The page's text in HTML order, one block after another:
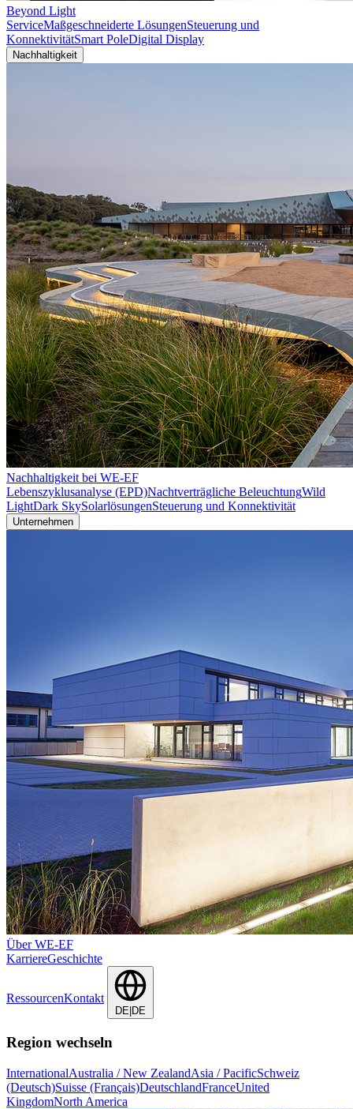
Beyond Light
ServiceMaßgeschneiderte LösungenSteuerung und
KonnektivitätSmart PoleDigital Display
Nachhaltigkeit
Nachhaltigkeit bei WE-EF
Lebenszyklusanalyse (EPD)Nachtverträgliche BeleuchtungWild
LightDark SkySolarlösungenSteuerung und Konnektivität
Unternehmen
Über WE-EF
KarriereGeschichte
RessourcenKontakt
DE|DE
Region wechseln
InternationalAustralia / New ZealandAsia / PacificSchweiz
(Deutsch)Suisse (Français)DeutschlandFranceUnited
KingdomNorth America